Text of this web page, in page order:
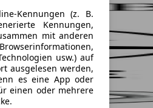
Kennungen (z. B.
Kennungen,
mit anderen
usw.) auf
ausgelesen werden,
es eine App oder
einen oder mehrere